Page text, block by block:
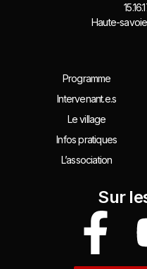
Haute-
Programme
Intervenant.e.s
Le village
Infos pratiques
L’association
Sur